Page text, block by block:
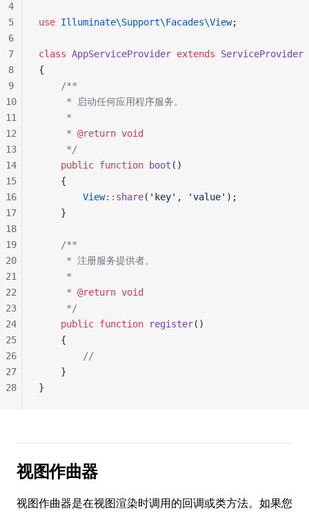
use Illuminate\Support\Facades\View;
class AppServiceProvider extends ServiceProvider
{
    /**
     * 启动任何应用程序服务。
     *
     *
@return void
     */
    public
function boot ()
    {
        View
:: share( 'key' , 'value' );
    }
    /**
     * 注册服务提供者。
     *
     *
@return void
     */
    public
function register()
    {
        //
    }
}
4
5
6
7
8
9
10
11
12
13
14
15
16
17
18
19
20
21
22
23
24
25
26
27
28
视图作曲器
视图作曲器是在视图渲染时调用的回调或类方法。如果您